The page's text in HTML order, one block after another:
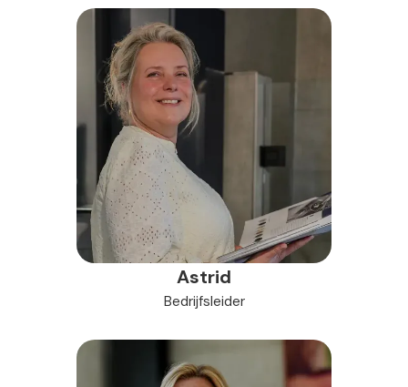
Astrid
Bedrijfsleider